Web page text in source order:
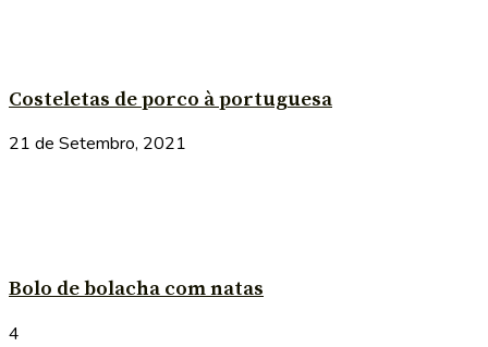
Costeletas de porco à portuguesa
21 de Setembro, 2021
Bolo de bolacha com natas
4